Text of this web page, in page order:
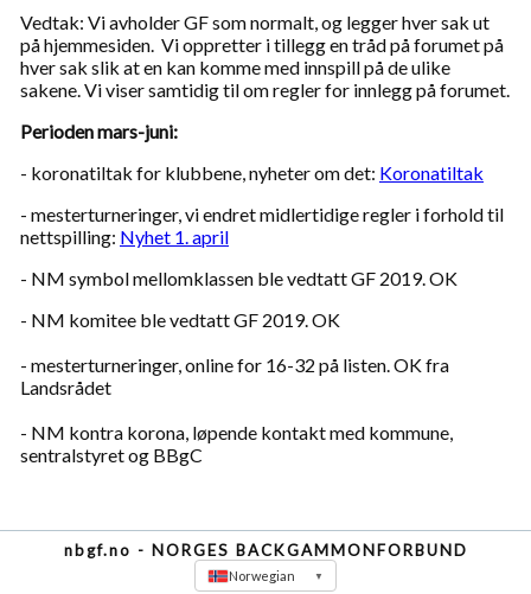
Vedtak: Vi avholder GF som normalt, og legger hver sak ut
på hjemmesiden. Vi oppretter i tillegg en tråd på forumet på
hver sak slik at en kan komme med innspill på de ulike
sakene. Vi viser samtidig til om regler for innlegg på forumet.
Perioden mars-juni:
- koronatiltak for klubbene, nyheter om det: Koronatiltak
- mesterturneringer, vi endret midlertidige regler i forhold til
nettspilling: Nyhet 1. april
- NM symbol mellomklassen ble vedtatt GF 2019. OK
- NM komitee ble vedtatt GF 2019. OK
- mesterturneringer, online for 16-32 på listen. OK fra
Landsrådet
- NM kontra korona, løpende kontakt med kommune,
sentralstyret og BBgC
nbgf.no - NORGES BACKGAMMONFORBUND
Norwegian ▼